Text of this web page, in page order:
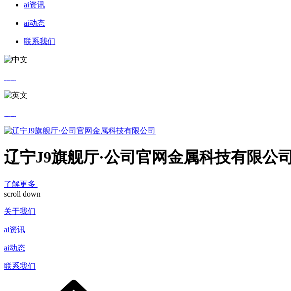
ai资讯
ai动态
联系我们
辽宁J9旗舰厅·公司官网金属科技有限公司
了解更多
scroll down
关于我们
ai资讯
ai动态
联系我们